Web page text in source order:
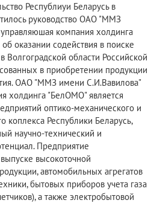
Республиуи Беларусь в
руководство ОАО "ММЗ
компания холдинга
оказании содействия в поиске
Волгоградской области Российской
в приобретении продукции
ОАО "ММЗ имени С.И.Вавилова"
холдинга "БелОМО" является
оптико-механического и
коплекса Республики Беларусь,
научно-технический и
Предприятие
высокоточной
автомобильных агрегатов
бытовых приборов учета газа
а также электробытовой